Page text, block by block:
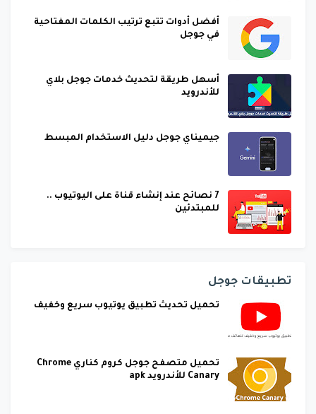
أفضل أدوات تتبع ترتيب الكلمات المفتاحية
في جوجل
أسهل طريقة لتحديث خدمات جوجل بلاي
للأندرويد
جيميناي جوجل دليل الاستخدام المبسط
7 نصائح عند إنشاء قناة على اليوتيوب ..
للمبتدئين
تطبيقات جوجل
تحميل تحديث تطبيق يوتيوب سريع وخفيف
تحميل متصفح جوجل كروم كناري Chrome
Canary للأندرويد apk